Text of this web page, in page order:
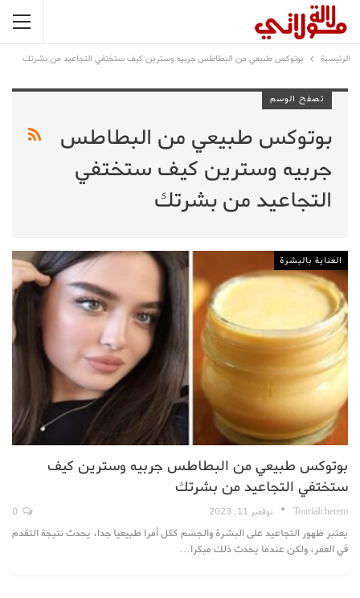
الرئيسية بوتوكس طبيعي من البطاطس جربيه وسترين كيف ستختفي التجاعيد من بشرتك
تصفح الوسم
بوتوكس طبيعي من البطاطس
جربيه وسترين كيف ستختفي
التجاعيد من بشرتك
العناية بالبشرة
بوتوكس طبيعي من البطاطس جربيه وسترين كيف
ستختفي التجاعيد من بشرتك
TouriaIcherem نوفمبر 11, 2023
يعتبر ظهور التجاعيد على البشرة والجسم ككل أمرا طبيعيا جدا، يحدث نتيجة التقدم
في العمر، ولكن عندما يحدث ذلك مبكرا…